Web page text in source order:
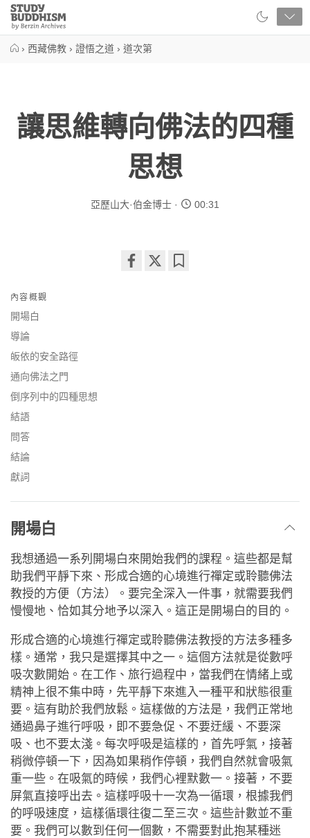
Close
Study
Buddhism
› 西藏佛教 › 證悟之道 › 道次第
讓思維轉向佛法的四種
思想
亞歷山大·伯金博士 00:31
內容概觀
開場白
導論
皈依的安全路徑
通向佛法之門
倒序列中的四種思想
結語
問答
結論
獻詞
開場白
我想通過一系列開場白來開始我們的課程。這些都是幫
助我們平靜下來、形成合適的心境進行禪定或聆聽佛法
教授的方便（方法）。要完全深入一件事，就需要我們
慢慢地、恰如其分地予以深入。這正是開場白的目的。
形成合適的心境進行禪定或聆聽佛法教授的方法多種多
樣。通常，我只是選擇其中之一。這個方法就是從數呼
吸次數開始。在工作、旅行過程中，當我們在情緒上或
精神上很不集中時，先平靜下來進入一種平和狀態很重
要。這有助於我們放鬆。這樣做的方法是，我們正常地
通過鼻子進行呼吸，即不要急促、不要迂緩、不要深
吸、也不要太淺。每次呼吸是這樣的，首先呼氣，接著
稍微停頓一下，因為如果稍作停頓，我們自然就會吸氣
重一些。在吸氣的時候，我們心裡默數一。接著，不要
屏氣直接呼出去。這樣呼吸十一次為一循環，根據我們
的呼吸速度，這樣循環往復二至三次。這些計數並不重
要。我們可以數到任何一個數，不需要對此抱某種迷